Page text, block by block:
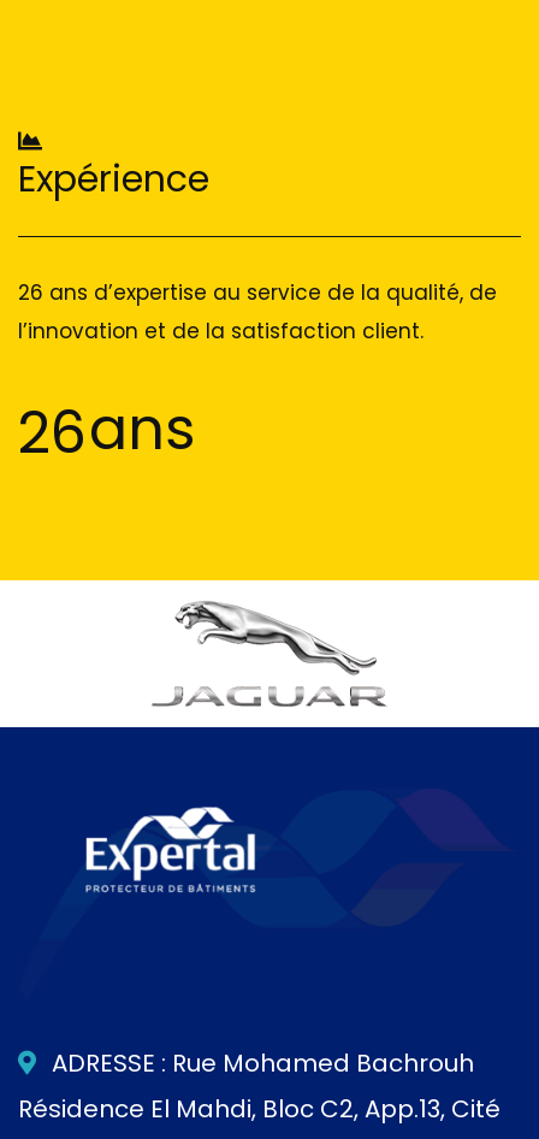
Expérience
26 ans d’expertise au service de la qualité, de
l’innovation et de la satisfaction client.
26ans
ADRESSE : Rue Mohamed Bachrouh
Résidence El Mahdi, Bloc C2, App.13, Cité